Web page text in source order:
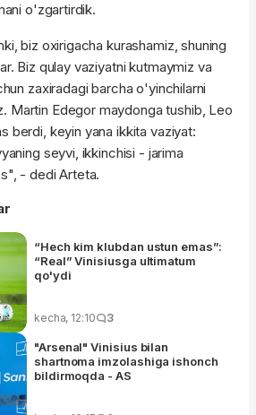
o'zgartirdik.
biz oxirigacha kurashamiz, shuning
Biz qulay vaziyatni kutmaymiz va
zaxiradagi barcha o'yinchilarni
Martin Edegor maydonga tushib, Leo
berdi, keyin yana ikkita vaziyat:
seyvi, ikkinchisi - jarima
- dedi Arteta.
“Hech kim klubdan ustun emas”:
“Real” Vinisiusga ultimatum
qo'ydi
kecha, 12:10 3
"Arsenal" Vinisius bilan
shartnoma imzolashiga ishonch
bildirmoqda - AS